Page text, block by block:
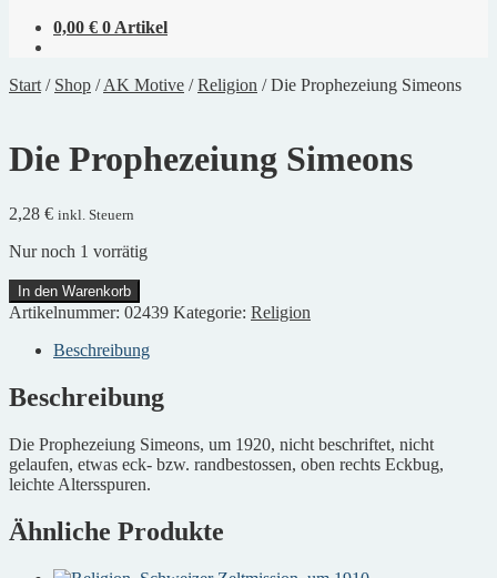
0,00 € 0 Artikel
Start / Shop /AK Motive /Religion /Die Prophezeiung Simeons
Die Prophezeiung Simeons
2,28 € inkl. Steuern
Nur noch 1 vorrätig
Die
Prophezeiung
Menge
In den Warenkorb
Artikelnummer: 02439 Kategorie: Religion
Beschreibung
Beschreibung
Die Prophezeiung Simeons, um 1920, nicht beschriftet, nicht
gelaufen, etwas eck- bzw. randbestossen, oben rechts Eckbug,
leichte Altersspuren.
Ähnliche Produkte